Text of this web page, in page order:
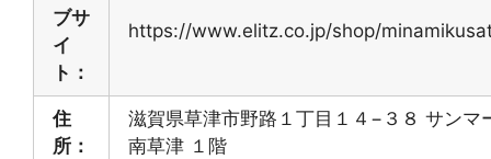
ブサ
イ
ト：
https://www.elitz.co.jp/shop/
住
所：
滋賀県草津市野路１丁目１４−３８ サンマ
南草津 １階